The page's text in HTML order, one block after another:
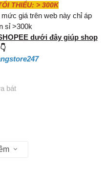
THIỂU: > 300K
giá trên web này chỉ áp
sỉ >300k
dưới đây giúp shop
👇
bát